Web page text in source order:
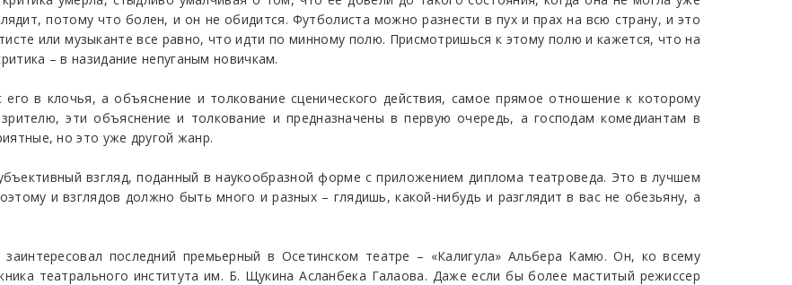
потому что болен, и он не обидится. Футболиста можно разнести в пух и прах на всю страну, и это
или музыканте все равно, что идти по минному полю. Присмотришься к этому полю и кажется, что на
– в назидание непуганым новичкам.
в клочья, а объяснение и толкование сценического действия, самое прямое отношение к которому
эти объяснение и толкование и предназначены в первую очередь, а господам комедиантам в
но это уже другой жанр.
взгляд, поданный в наукообразной форме с приложением диплома театроведа. Это в лучшем
и взглядов должно быть много и разных – глядишь, какой-нибудь и разглядит в вас не обезьяну, а
последний премьерный в Осетинском театре – «Калигула» Альбера Камю. Он, ко всему
театрального института им. Б. Щукина Асланбека Галаова. Даже если бы более маститый режиссер